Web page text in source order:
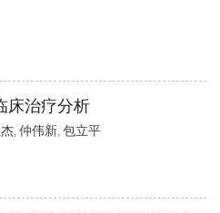
床治疗分析
, 仲伟新, 包立平